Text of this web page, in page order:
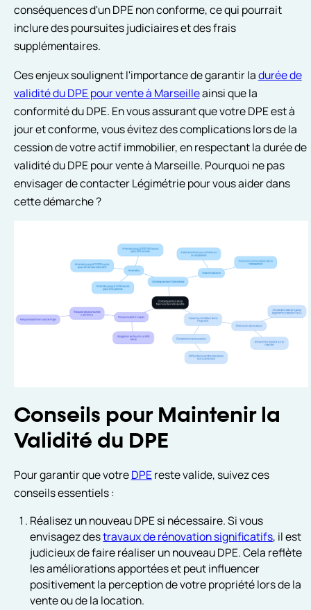
conséquences d'un DPE non conforme, ce qui pourrait
inclure des poursuites judiciaires et des frais
supplémentaires.
Ces enjeux soulignent l'importance de garantir ladurée de
validité du DPE pour vente à Marseilleainsi que la
conformité du DPE. En vous assurant que votre DPE est à
jour et conforme, vous évitez des complications lors de la
cession de votre actif immobilier, en respectant la durée de
validité du DPE pour vente à Marseille. Pourquoi ne pas
envisager de contacter Légimétrie pour vous aider dans
cette démarche ?
Conseils pour Maintenir la
Validité du DPE
Pour garantir que votreDPEreste valide, suivez ces
conseils essentiels :
Réalisez un nouveau DPE si nécessaire. Si vous
envisagez destravaux de rénovation significatifs, il est
judicieux de faire réaliser un nouveau DPE. Cela reflète
les améliorations apportées et peut influencer
positivement la perception de votre propriété lors de la
vente ou de la location.